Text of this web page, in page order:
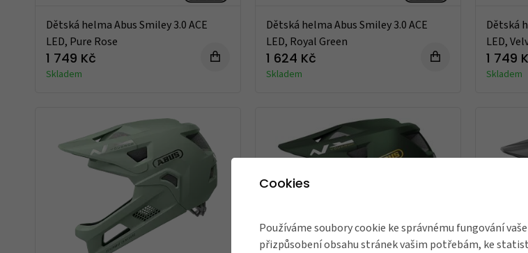
Dětská helma Abus Smiley 3.0 ACE
LED, Pure Rose
1 749 Kč
Skladem
Dětská helma Abus Smiley 3.0 ACE
LED, Royal Green
1 624 Kč
Skladem
Dětská
LED,
1 749
Skladem
Cookies
Používáme soubory cookie ke správnému fungování
přizpůsobení obsahu stránek vašim potřebám, ke